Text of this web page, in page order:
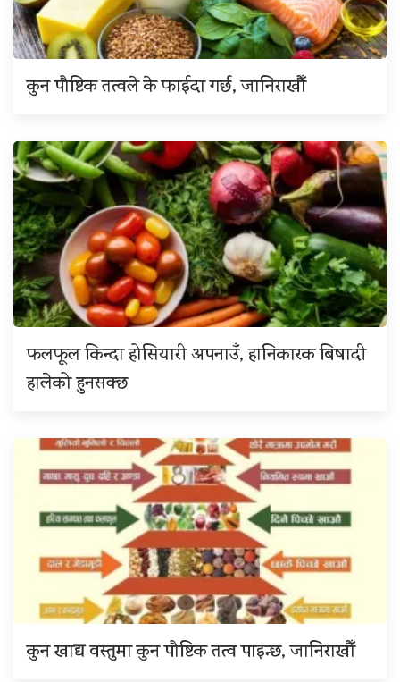
कुन पौष्टिक तत्वले के फाईदा गर्छ, जानिराखौँ
फलफूल किन्दा होसियारी अपनाउँ, हानिकारक बिषादी
हालेको हुनसक्छ
कुन खाद्य वस्तुमा कुन पौष्टिक तत्व पाइन्छ, जानिराखौँ